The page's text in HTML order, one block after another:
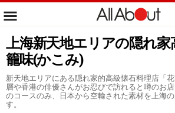
上海新天地エリアの隠れ家
籠味(かこみ)
新天地エリアにある隠れ家的高級懐石料理店「
層や香港の俳優さんがお忍びで訪れると噂のお
のコースのみ、日本から空輸された素材を上海
す。